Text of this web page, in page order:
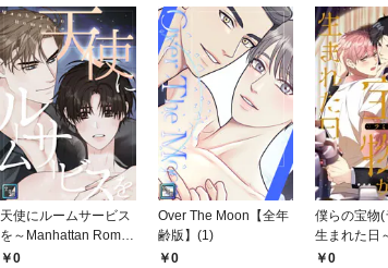
天使にルームサービス
を～Manhattan Roma
nce【全年齢版】(1)
0
Over The Moon【全年
齢版】(1)
0
僕らの宝物
生まれた日
ドルの僕を
0